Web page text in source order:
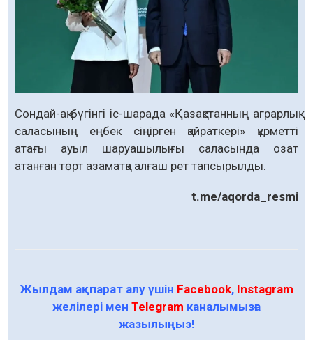
Сондай-ақ бүгінгі іс-шарада «Қазақстанның аграрлық
саласының еңбек сіңірген қайраткері» құрметті
атағы ауыл шаруашылығы саласында озат
атанған төрт азаматқа алғаш рет тапсырылды.
t.me/aqorda_resmi
Жылдам ақпарат алу үшін Facebook, Instagram
желілері мен Telegram каналымызға
жазылыңыз!